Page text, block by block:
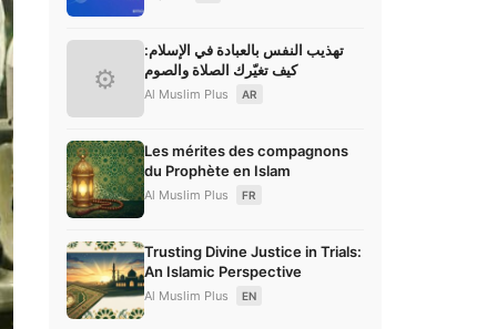
⚙
تهذيب النفس بالعبادة في الإسلام:
كيف تغيّرك الصلاة والصوم
Al Muslim Plus AR
Les mérites des compagnons
du Prophète en Islam
Al Muslim Plus FR
Trusting Divine Justice in Trials:
An Islamic Perspective
Al Muslim Plus EN